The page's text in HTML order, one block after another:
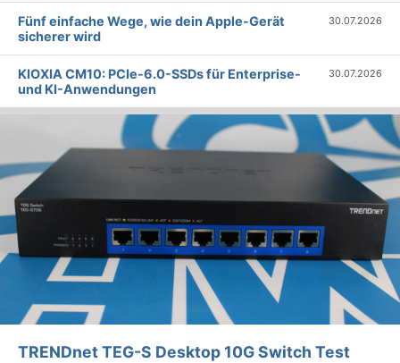
Fünf einfache Wege, wie dein Apple-Gerät
sicherer wird
30.07.2026
KIOXIA CM10: PCIe-6.0-SSDs für Enterprise-
und KI-Anwendungen
30.07.2026
TRENDnet TEG-S Desktop 10G Switch Test